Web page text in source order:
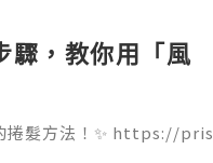
驟，教你用「風
捲髮方法！✨ https://pris